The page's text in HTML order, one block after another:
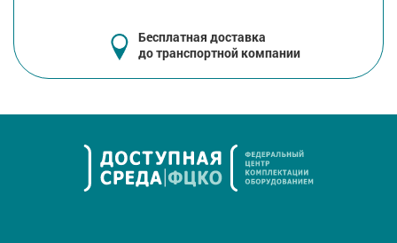
Бесплатная доставка
до транспортной компании